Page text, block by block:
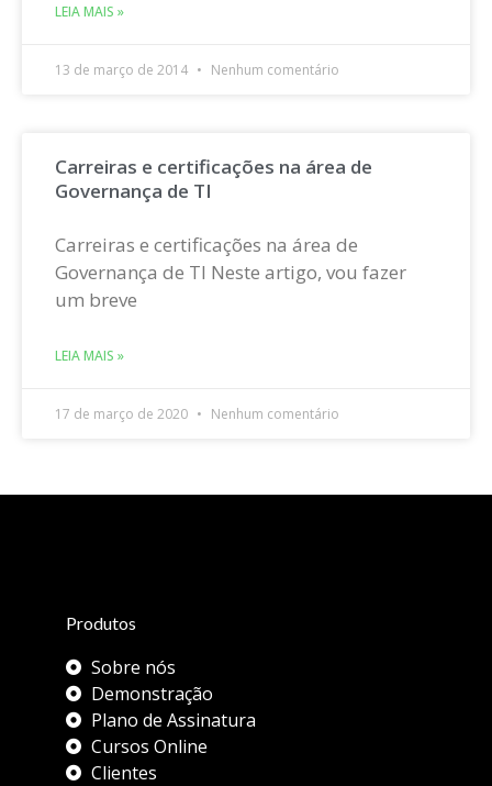
LEIA MAIS »
13 de março de 2014 Nenhum comentário
Carreiras e certificações na área de
Governança de TI
Carreiras e certificações na área de
Governança de TI Neste artigo, vou fazer
um breve
LEIA MAIS »
17 de março de 2020 Nenhum comentário
Produtos
Sobre nós
Demonstração
Plano de Assinatura
Cursos Online
Clientes